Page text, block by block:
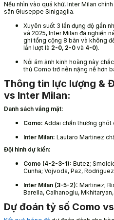
Nếu nhìn vào quá khứ, Inter Milan
sân Giuseppe Sinigaglia.
Xuyên suốt 3 lần đụng độ gần
và 2025, Inter Milan đã nghiền
ghi tổng cộng 8 bàn và không
lần lượt là 2-0, 2-0 và 4-0).
Nỗi ám ảnh kinh hoàng này
thủ Como trở nên nặng nề hơn
Thông tin lực lượng &
vs Inter Milan:
Danh sách vắng mặt:
Como: Addai chấn thương ghót
Inter Milan: Lautaro Martinez
Đội hình dự kiến:
Como (4-2-3-1): Butez;
Cunha; Vojvoda, Paz,
Inter Milan (3-5-2): Martinez;
Barella, Calhanoglu,
Dự đoán tỷ số Como